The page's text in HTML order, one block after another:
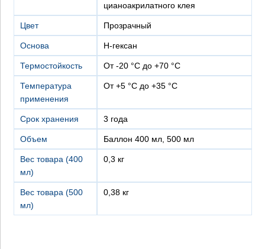
цианоакрилатного клея
Цвет Прозрачный
Основа н-гексан
Термостойкость от -20 °C до +70 °C
Температура
применения
от +5 °C до +35 °C
Срок хранения 3 года
Объем баллон 400 мл, 500 мл
Вес товара (400
мл)
0,3 кг
Вес товара (500
мл)
0,38 кг